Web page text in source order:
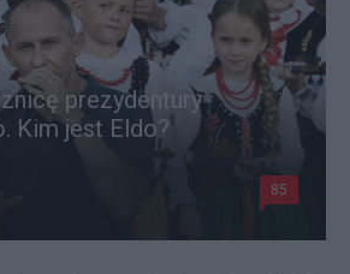
prezydentury
Kim jest Eldo?
85